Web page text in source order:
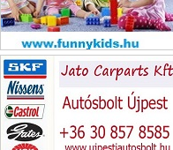
Funnykids családi napközi